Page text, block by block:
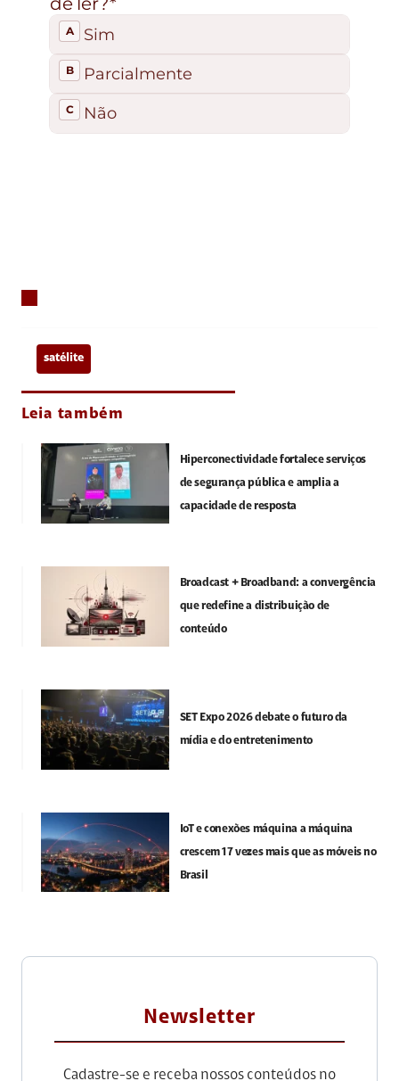
satélite
Leia também
Hiperconectividade fortalece serviços
de segurança pública e amplia a
capacidade de resposta
Broadcast + Broadband: a convergência
que redefine a distribuição de
conteúdo
SET Expo 2026 debate o futuro da
mídia e do entretenimento
IoT e conexões máquina a máquina
crescem 17 vezes mais que as móveis no
Brasil
Newsletter
Cadastre-se e receba nossos conteúdos no